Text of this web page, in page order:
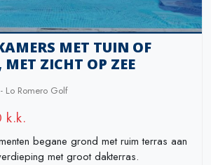
MET TUIN OF
MET ZICHT OP ZEE
Lo Romero Golf
k.k.
begane grond met ruim terras aan
met groot dakterras.